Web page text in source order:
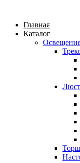
Главная
Каталог